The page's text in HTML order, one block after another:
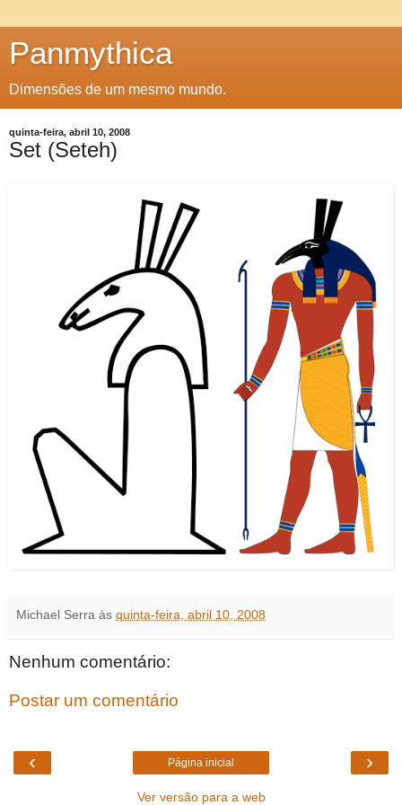
Panmythica
Dimensões de um mesmo mundo.
quinta-feira, abril 10, 2008
Set (Seteh)
Michael Serra às quinta-feira, abril 10, 2008
Nenhum comentário:
Postar um comentário
‹ ›
Página inicial
Ver versão para a web